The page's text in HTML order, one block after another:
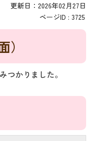
更新日：2026年02月27日
ページID : 3725
）
つかりました。